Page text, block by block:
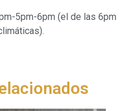
5pm-6pm (el de las 6pm